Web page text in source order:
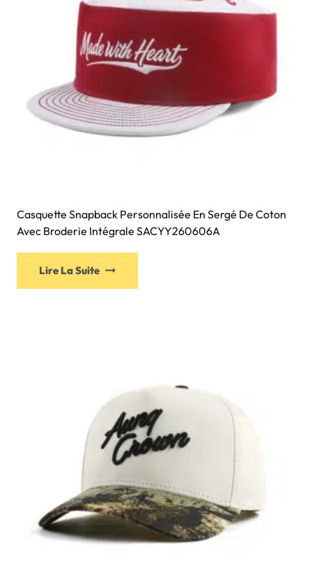
Casquette Snapback Personnalisée En Sergé De Coton
Avec Broderie Intégrale SACYY260606A
Lire La Suite